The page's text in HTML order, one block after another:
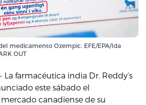
medicamento Ozempic. EFE/EPA/Ida
OUT
La farmacéutica india Dr. Reddy’s
este sábado el
canadiense de su